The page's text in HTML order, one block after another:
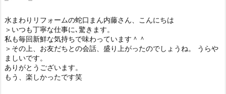
水まわりリフォームの蛇口まん内藤さん、こんにちは
＞いつも丁寧な仕事に､驚きます。
私も毎回新鮮な気持ちで味わっています＾＾
＞その上、お友だちとの会話、盛り上がったのでしょうね。 うらや
ましいです。
ありがとうございます。
もう、楽しかったです笑